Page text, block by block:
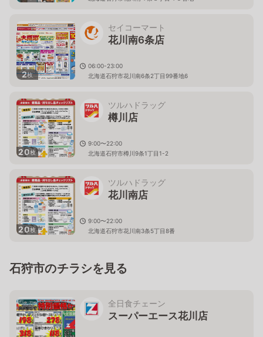
2枚
セイコーマート
花川南6条店
06:00-23:00
北海道石狩市花川南6条2丁目99番地6
20枚
ツルハドラッグ
樽川店
9:00〜22:00
北海道石狩市樽川9条1丁目1-2
20枚
ツルハドラッグ
花川南店
9:00〜22:00
北海道石狩市花川南3条5丁目8番
石狩市のチラシを見る
全日食チェーン
スーパーエース花川店